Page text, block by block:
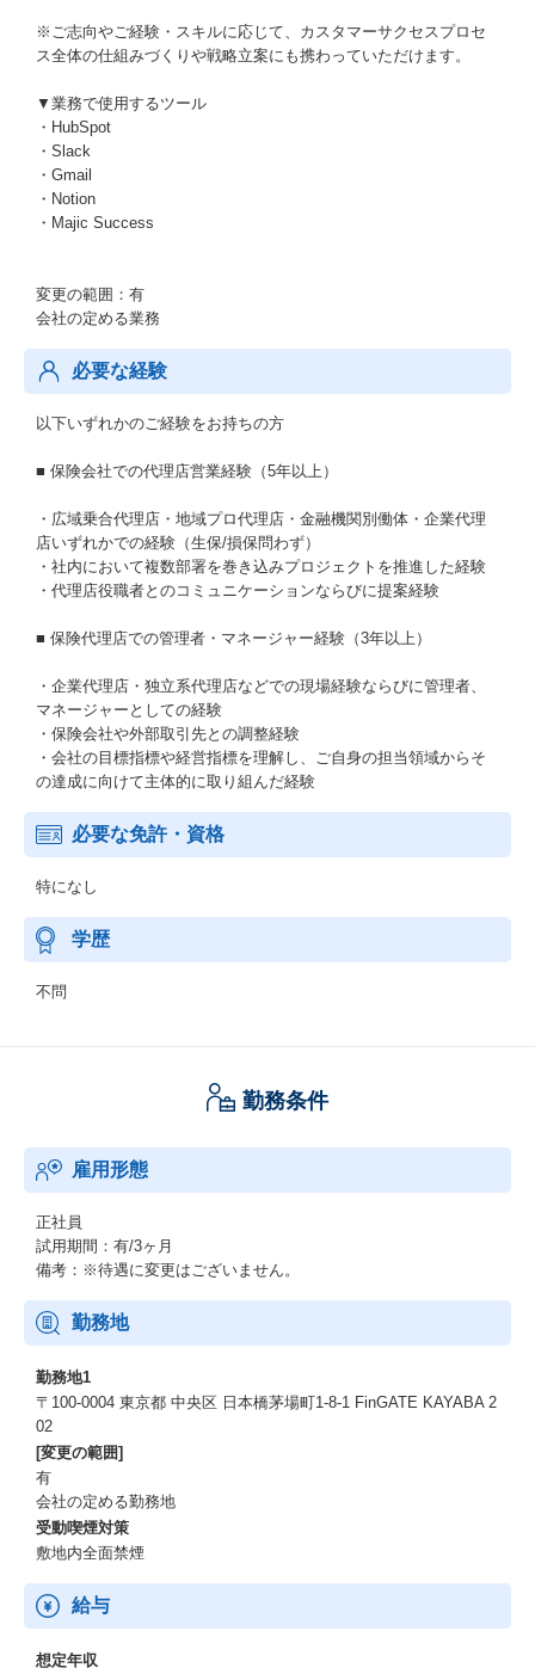
※ご志向やご経験・スキルに応じて、カスタマーサクセスプロセ
ス全体の仕組みづくりや戦略立案にも携わっていただけます。
▼業務で使用するツール
・HubSpot
・Slack
・Gmail
・Notion
・Majic Success
変更の範囲：有
会社の定める業務
必要な経験
以下いずれかのご経験をお持ちの方
■ 保険会社での代理店営業経験（5年以上）
・広域乗合代理店・地域プロ代理店・金融機関別働体・企業代理
店いずれかでの経験（生保/損保問わず）
・社内において複数部署を巻き込みプロジェクトを推進した経験
・代理店役職者とのコミュニケーションならびに提案経験
■ 保険代理店での管理者・マネージャー経験（3年以上）
・企業代理店・独立系代理店などでの現場経験ならびに管理者、
マネージャーとしての経験
・保険会社や外部取引先との調整経験
・会社の目標指標や経営指標を理解し、ご自身の担当領域からそ
の達成に向けて主体的に取り組んだ経験
必要な免許・資格
特になし
学歴
不問
勤務条件
雇用形態
正社員
試用期間：有/3ヶ月
備考：※待遇に変更はございません。
勤務地
勤務地1
〒100-0004 東京都 中央区 日本橋茅場町1-8-1 FinGATE KAYABA 2
02
[変更の範囲]
有
会社の定める勤務地
受動喫煙対策
敷地内全面禁煙
給与
想定年収